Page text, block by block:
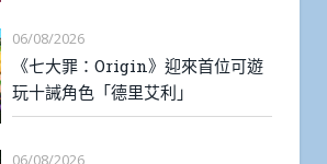
06/08/2026
《七大罪：Origin》迎來首位可遊
玩十誡角色「德里艾利」
06/08/2026